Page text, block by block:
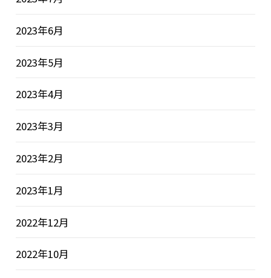
2023年6月
2023年5月
2023年4月
2023年3月
2023年2月
2023年1月
2022年12月
2022年10月